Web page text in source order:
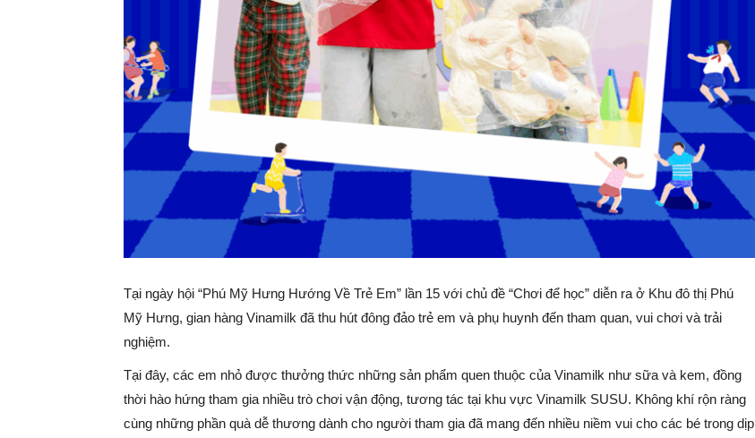
Tại ngày hội “Phú Mỹ Hưng Hướng Về Trẻ Em” lần 15 với chủ đề “Chơi để học” diễn ra ở Khu đô thị Phú
Mỹ Hưng, gian hàng Vinamilk đã thu hút đông đảo trẻ em và phụ huynh đến tham quan, vui chơi và trải
nghiệm.
Tại đây, các em nhỏ được thưởng thức những sản phẩm quen thuộc của Vinamilk như sữa và kem, đồng
thời hào hứng tham gia nhiều trò chơi vận động, tương tác tại khu vực Vinamilk SUSU. Không khí rộn ràng
cùng những phần quà dễ thương dành cho người tham gia đã mang đến nhiều niềm vui cho các bé trong dịp